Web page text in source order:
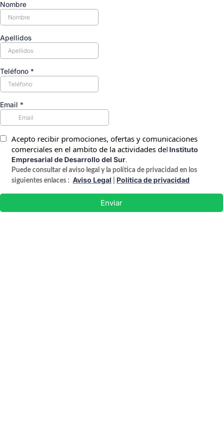
Nombre
Apellidos
Teléfono *
Email *
Acepto recibir promociones, ofertas y comunicaciones
comerciales en el ambito de la actividades de Instituto
Empresarial de Desarrollo del Sur.
Puede consultar el aviso legal y la política de privacidad en los
siguientes enlaces : Aviso Legal Política de privacidad
Enviar